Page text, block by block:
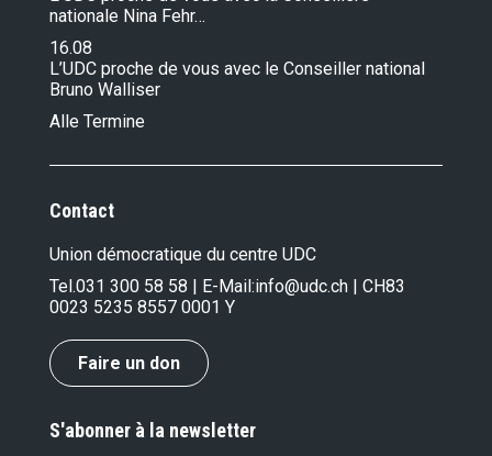
nationale Nina Fehr…
16.08
L’UDC proche de vous avec le Conseiller national
Bruno Walliser
Alle Termine
Contact
Union démocratique du centre UDC
Tel.031 300 58 58 | E-Mail:info@udc.ch | CH83
0023 5235 8557 0001 Y
Faire un don
S'abonner à la newsletter